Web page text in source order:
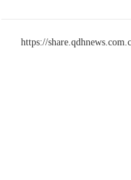
https://